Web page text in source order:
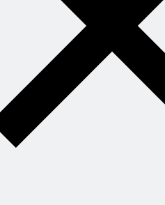
торгуют, а которая у
растет ну очень
сразу,конечно,
ложки салата очень
Вам тем более
достойно применить
так много. Тем не менее,
для фантазии!
черемши так недолог,
рецептов не страдаю.